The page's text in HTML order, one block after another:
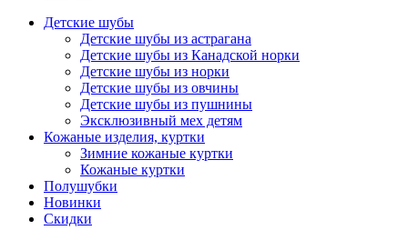
Детские шубы
Детские шубы из астрагана
Детские шубы из Канадской норки
Детские шубы из норки
Детские шубы из овчины
Детские шубы из пушнины
Эксклюзивный мех детям
Кожаные изделия, куртки
Зимние кожаные куртки
Кожаные куртки
Полушубки
Новинки
Скидки